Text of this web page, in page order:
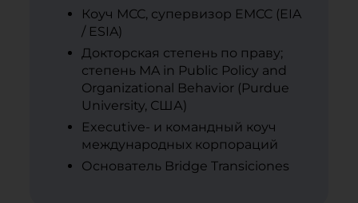
Коуч МСС, супервизор EMCC (EIA
/ ESIA)
Докторская степень по праву;
степень MA in Public Policy and
Organizational Behavior (Purdue
University, США)
Executive- и командный коуч
международных корпораций
Основатель Bridge Transiciones